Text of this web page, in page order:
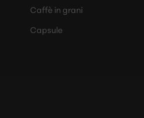
Caffè in grani
Capsule